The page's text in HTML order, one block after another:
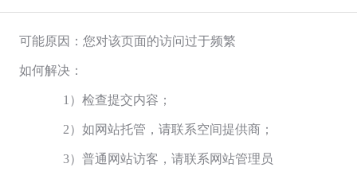
可能原因：您对该页面的访问过于频繁
如何解决：
1）检查提交内容；
2）如网站托管，请联系空间提供商；
3）普通网站访客，请联系网站管理员